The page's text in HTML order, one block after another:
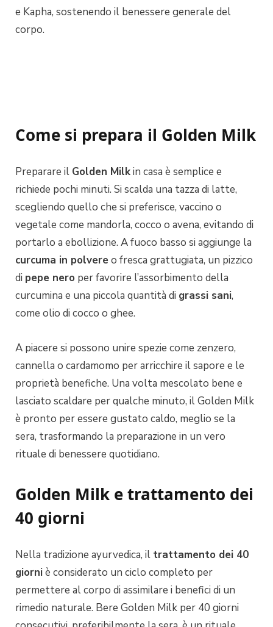
e Kapha, sostenendo il benessere generale del
corpo.
Come si prepara il Golden Milk
Preparare il Golden Milkin casa è semplice e
richiede pochi minuti. Si scalda una tazza di latte,
scegliendo quello che si preferisce, vaccino o
vegetale come mandorla, cocco o avena, evitando di
portarlo a ebollizione. A fuoco basso si aggiunge la
curcuma in polvereo fresca grattugiata, un pizzico
di pepe nero per favorire l’assorbimento della
curcumina e una piccola quantità di grassi sani,
come olio di cocco o ghee.
A piacere si possono unire spezie come zenzero,
cannella o cardamomo per arricchire il sapore e le
proprietà benefiche. Una volta mescolato bene e
lasciato scaldare per qualche minuto, il Golden Milk
è pronto per essere gustato caldo, meglio se la
sera, trasformando la preparazione in un vero
rituale di benessere quotidiano.
Golden Milk e trattamento dei
40 giorni
Nella tradizione ayurvedica, il trattamento dei 40
giorniè considerato un ciclo completo per
permettere al corpo di assimilare i benefici di un
rimedio naturale. Bere Golden Milk per 40 giorni